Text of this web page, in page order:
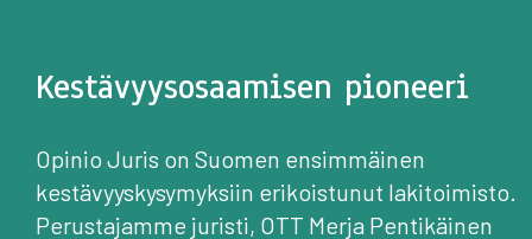
Kestävyysosaamisen pioneeri
Opinio Juris on Suomen ensimmäinen
kestävyyskysymyksiin erikoistunut lakitoimisto.
Perustajamme juristi, OTT Merja Pentikäinen